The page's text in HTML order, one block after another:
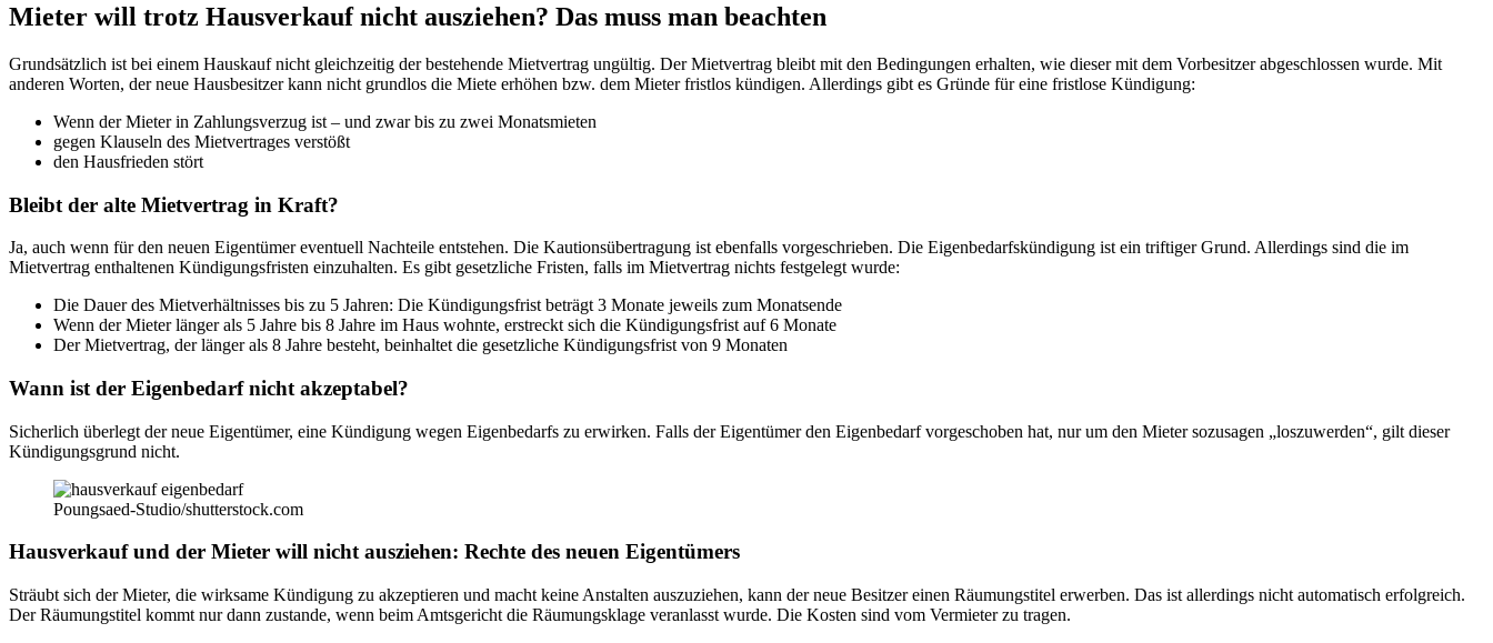
Mieter will trotz Hausverkauf nicht ausziehen? Das muss man beachten
Grundsätzlich ist bei einem Hauskauf nicht gleichzeitig der bestehende Mietvertrag ungültig. Der Mietvertrag bleibt mit den Bedingungen erhalten, wie dieser mit dem Vorbesitzer abgeschlossen wurde. Mit
anderen Worten, der neue Hausbesitzer kann nicht grundlos die Miete erhöhen bzw. dem Mieter fristlos kündigen. Allerdings gibt es Gründe für eine fristlose Kündigung:
Wenn der Mieter in Zahlungsverzug ist – und zwar bis zu zwei Monatsmieten
gegen Klauseln des Mietvertrages verstößt
den Hausfrieden stört
Bleibt der alte Mietvertrag in Kraft?
Ja, auch wenn für den neuen Eigentümer eventuell Nachteile entstehen. Die Kautionsübertragung ist ebenfalls vorgeschrieben. Die Eigenbedarfskündigung ist ein triftiger Grund. Allerdings sind die im
Mietvertrag enthaltenen Kündigungsfristen einzuhalten. Es gibt gesetzliche Fristen, falls im Mietvertrag nichts festgelegt wurde:
Die Dauer des Mietverhältnisses bis zu 5 Jahren: Die Kündigungsfrist beträgt 3 Monate jeweils zum Monatsende
Wenn der Mieter länger als 5 Jahre bis 8 Jahre im Haus wohnte, erstreckt sich die Kündigungsfrist auf 6 Monate
Der Mietvertrag, der länger als 8 Jahre besteht, beinhaltet die gesetzliche Kündigungsfrist von 9 Monaten
Wann ist der Eigenbedarf nicht akzeptabel?
Sicherlich überlegt der neue Eigentümer, eine Kündigung wegen Eigenbedarfs zu erwirken. Falls der Eigentümer den Eigenbedarf vorgeschoben hat, nur um den Mieter sozusagen „loszuwerden“, gilt dieser
Kündigungsgrund nicht.
Poungsaed-Studio/shutterstock.com
Hausverkauf und der Mieter will nicht ausziehen: Rechte des neuen Eigentümers
Sträubt sich der Mieter, die wirksame Kündigung zu akzeptieren und macht keine Anstalten auszuziehen, kann der neue Besitzer einen Räumungstitel erwerben. Das ist allerdings nicht automatisch erfolgreich.
Der Räumungstitel kommt nur dann zustande, wenn beim Amtsgericht die Räumungsklage veranlasst wurde. Die Kosten sind vom Vermieter zu tragen.